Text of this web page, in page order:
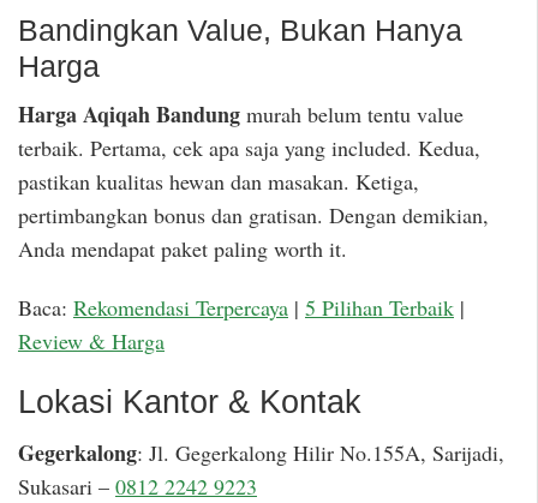
Bandingkan Value, Bukan Hanya
Harga
Harga Aqiqah Bandung murah belum tentu value
terbaik. Pertama, cek apa saja yang included. Kedua,
pastikan kualitas hewan dan masakan. Ketiga,
pertimbangkan bonus dan gratisan. Dengan demikian,
Anda mendapat paket paling worth it.
Baca: Rekomendasi Terpercaya | 5 Pilihan Terbaik |
Review & Harga
Lokasi Kantor & Kontak
Gegerkalong: Jl. Gegerkalong Hilir No.155A, Sarijadi,
Sukasari – 0812 2242 9223